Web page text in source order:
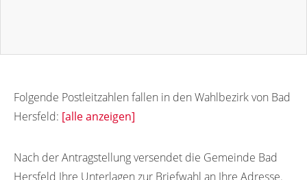
Folgende Postleitzahlen fallen in den Wahlbezirk von Bad
Hersfeld: [alle anzeigen]
36225 36226 36227 36228 36229
Nach der Antragstellung versendet die Gemeinde Bad
Hersfeld Ihre Unterlagen zur Briefwahl an Ihre Adresse.